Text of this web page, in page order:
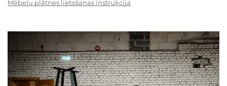
Mēbeļu plātnes lietošanas instrukcija